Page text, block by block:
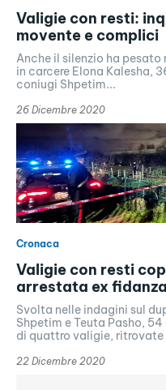
Valigie con resti:
movente e complici
Anche il silenzio ha
in carcere Elona Kalesha,
coniugi Shpetim...
26 Dicembre 2020
Cronaca
Valigie con resti
arrestata ex
Svolta nelle indagini sul
Shpetim e Teuta Pasho,
di quattro valigie, ritrovate
22 Dicembre 2020